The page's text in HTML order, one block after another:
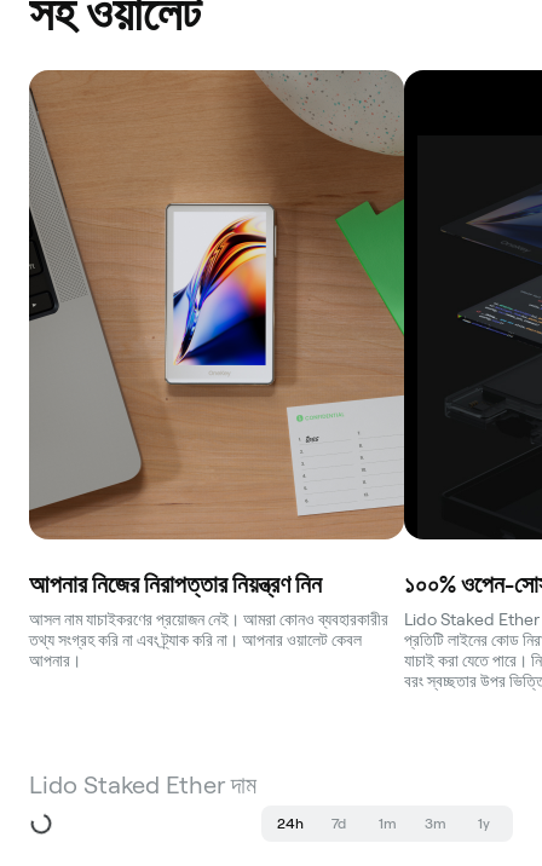
সহ ওয়ালেট
আপনার নিজের নিরাপত্তার নিয়ন্ত্রণ নিন
আসল নাম যাচাইকরণের প্রয়োজন নেই। আমরা কোনও ব্যবহারকারীর
তথ্য সংগ্রহ করি না এবং ট্র্যাক করি না। আপনার ওয়ালেট কেবল
আপনার।
১০০% ওপেন-
Lido Staked Ether
প্রতিটি লাইনের কোড
যাচাই করা যেতে পারে।
বরং স্বচ্ছতার উপর
Lido Staked Ether দাম
24h 7d 1m 3m 1y